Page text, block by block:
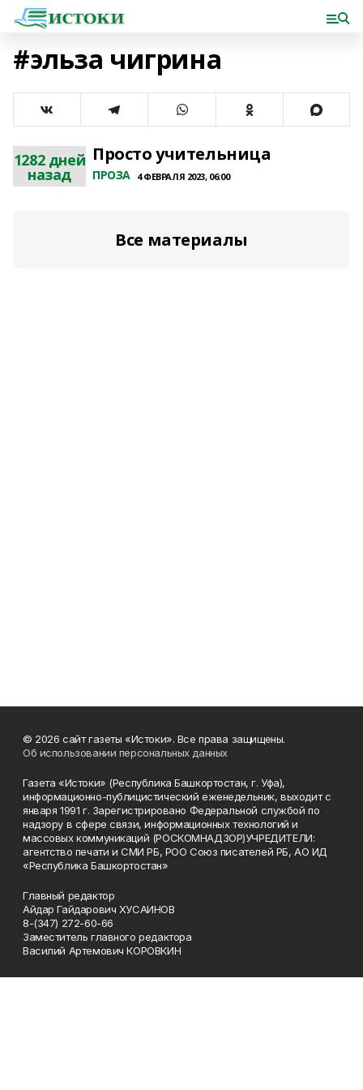
#эльза чигрина
1282 дней
назад
Просто учительница
ПРОЗА 4 ФЕВРАЛЯ 2023, 06:00
Все материалы
© 2026 сайт газеты «Истоки». Все права защищены.
Об использовании персональных данных
Газета «Истоки» (Республика Башкортостан, г. Уфа),
информационно-публицистический еженедельник, выходит с
января 1991 г. Зарегистрировано Федеральной службой по
надзору в сфере связи, информационных технологий и
массовых коммуникаций (РОСКОМНАДЗОР)УЧРЕДИТЕЛИ:
агентство печати и СМИ РБ, РОО Союз писателей РБ, АО ИД
«Республика Башкортостан»
Главный редактор
Айдар Гайдарович ХУСАИНОВ
8-(347) 272-60-66
Заместитель главного редактора
Василий Артемович КОРОВКИН
Телефон